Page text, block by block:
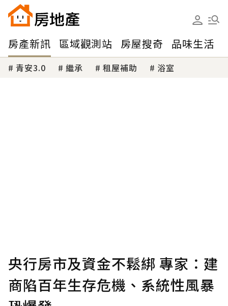
房產新訊 區域觀測站 房屋搜奇 品味生活
青安3.0 繼承 租屋補助 浴室
央行房市及資金不鬆綁 專家：建
商陷百年生存危機、系統性風暴